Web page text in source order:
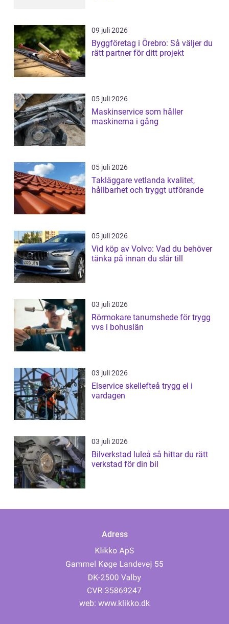
09 juli 2026
Byggföretag i Örebro: Så väljer du
rätt partner för ditt projekt
05 juli 2026
Maskinservice som håller
maskinerna i gång
05 juli 2026
Takläggare vetlanda kvalitet,
hållbarhet och tryggt utförande
05 juli 2026
Vid köp av Volvo: Vad du behöver
tänka på innan du slår till
03 juli 2026
Rörmokare tanumshede för trygg
vvs i bohuslän
03 juli 2026
Elservice skellefteå trygg el i
vardagen
03 juli 2026
Bilverkstad luleå så hittar du rätt
verkstad för din bil
Adress
web: www.klikko.dk